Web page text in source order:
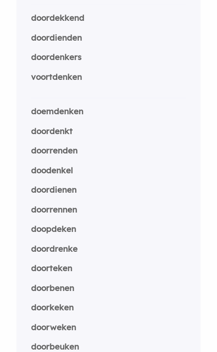
doordekkend
doordienden
doordenkers
voortdenken
doemdenken
doordenkt
doorrenden
doodenkel
doordienen
doorrennen
doopdeken
doordrenke
doorteken
doorbenen
doorkeken
doorweken
doorbeuken